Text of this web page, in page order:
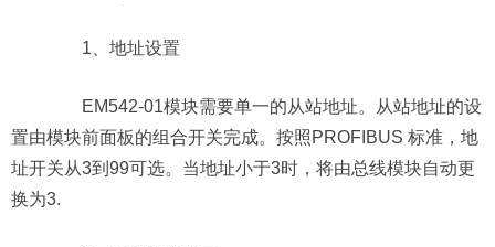
1、地址设置
EM542-01模块需要单一的从站地址。从站地址的设
置由模块前面板的组合开关完成。按照PROFIBUS 标准，地
址开关从3到99可选。当地址小于3时，将由总线模块自动更
换为3.